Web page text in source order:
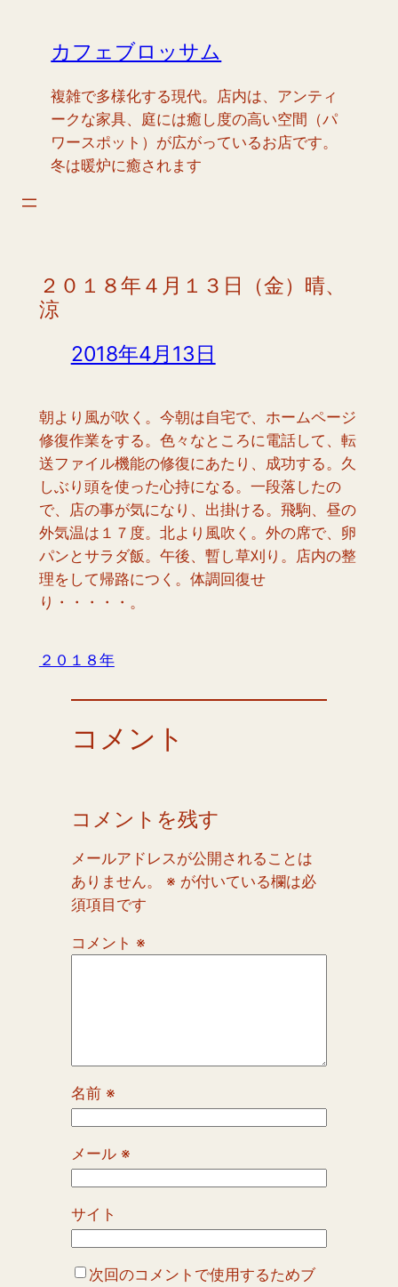
カフェブロッサム
複雑で多様化する現代。店内は、アンティ
ークな家具、庭には癒し度の高い空間（パ
ワースポット）が広がっているお店です。
冬は暖炉に癒されます
２０１８年４月１３日（金）晴、
涼
2018年4月13日
朝より風が吹く。今朝は自宅で、ホームページ
修復作業をする。色々なところに電話して、転
送ファイル機能の修復にあたり、成功する。久
しぶり頭を使った心持になる。一段落したの
で、店の事が気になり、出掛ける。飛駒、昼の
外気温は１７度。北より風吹く。外の席で、卵
パンとサラダ飯。午後、暫し草刈り。店内の整
理をして帰路につく。体調回復せ
り・・・・・。
２０１８年
コメント
コメントを残す
メールアドレスが公開されることは
ありません。
※ が付いている欄は必
須項目です
コメント ※
名前 ※
メール ※
サイト
次回のコメントで使用するためブ